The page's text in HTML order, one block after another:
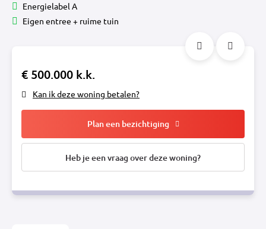
Energielabel A
Eigen entree + ruime tuin
€ 500.000 k.k.
Kan ik deze woning betalen?
Plan een bezichtiging
Heb je een vraag over deze woning?